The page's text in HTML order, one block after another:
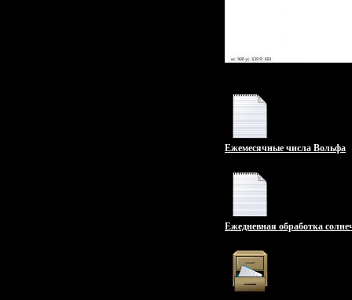
Ежемесячные числа Вольфа
Ежедневная обработка